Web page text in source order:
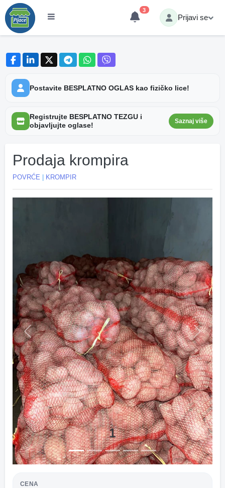
3
Prijavi se
Postavite BESPLATNO OGLAS kao fizičko lice!
Registrujte BESPLATNO TEZGU i
objavljujte oglase!
Saznaj više
Prodaja krompira
POVRĆE KROMPIR
1
Previous Next
CENA